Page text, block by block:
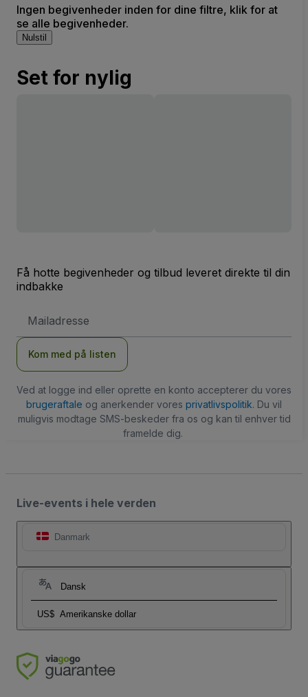
Ingen begivenheder inden for dine filtre, klik for at
se alle begivenheder.
Nulstil
Set for nylig
Få hotte begivenheder og tilbud leveret direkte til din
indbakke
adresse
Kom med på listen
Ved at logge ind eller oprette en konto accepterer du vores
brugeraftale og anerkender vores privatlivspolitik. Du vil
muligvis modtage SMS-beskeder fra os og kan til enhver tid
framelde dig.
Live-events i hele verden
Danmark
Dansk
US$ Amerikanske dollar